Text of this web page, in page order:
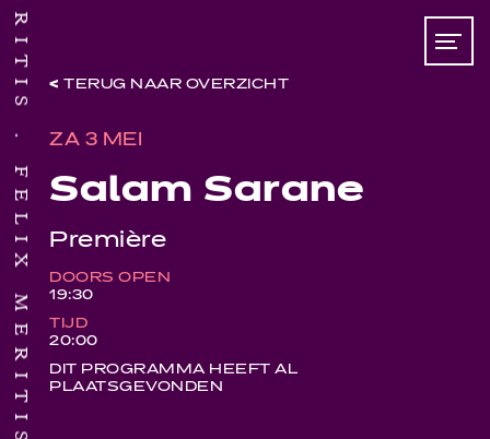
FELIX MERITIS
TERUG NAAR OVERZICHT
ZA 3 MEI
Salam Sarane
Première
DOORS OPEN
19:30
TIJD
20:00
DIT PROGRAMMA HEEFT AL
PLAATSGEVONDEN